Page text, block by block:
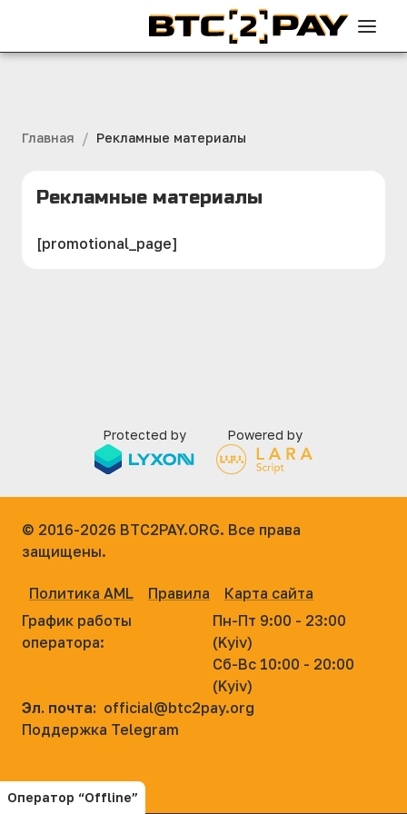
Главная / Рекламные материалы
Рекламные материалы
[promotional_page]
Protected by Powered by
© 2016-2026 BTC2PAY.ORG. Все права
защищены.
Политика AML Правила
Карта сайта
График работы
оператора:
Пн-Пт 9:00 - 23:00
(Kyiv)
Сб-Вс 10:00 - 20:00
(Kyiv)
Эл. почта: official@btc2pay.org
Поддержка Telegram
Оператор “Offline”